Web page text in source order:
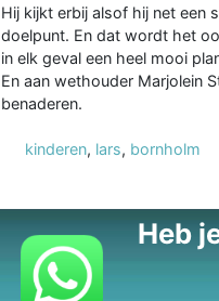
Hij kijkt erbij alsof hij net een
doelpunt. En dat wordt het
in elk geval een heel mooi
En aan wethouder Marjolein
benaderen.
kinderen, lars, bornholm
Heb